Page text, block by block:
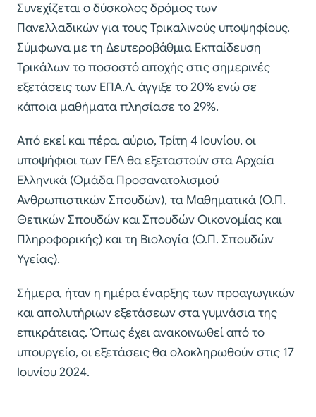
Συνεχίζεται ο δύσκολος δρόμος των
Πανελλαδικών για τους Τρικαλινούς υποψηφίους.
Σύμφωνα με τη Δευτεροβάθμια Εκπαίδευση
Τρικάλων το ποσοστό αποχής στις σημερινές
εξετάσεις των ΕΠΑ.Λ. άγγιξε το 20% ενώ σε
κάποια μαθήματα πλησίασε το 29%.
Από εκεί και πέρα, αύριο, Τρίτη 4 Ιουνίου, οι
υποψήφιοι των ΓΕΛ θα εξεταστούν στα Αρχαία
Ελληνικά (Ομάδα Προσανατολισμού
Ανθρωπιστικών Σπουδών), τα Μαθηματικά (Ο.Π.
Θετικών Σπουδών και Σπουδών Οικονομίας και
Πληροφορικής) και τη Βιολογία (Ο.Π. Σπουδών
Υγείας).
Σήμερα, ήταν η ημέρα έναρξης των προαγωγικών
και απολυτήριων εξετάσεων στα γυμνάσια της
επικράτειας. Όπως έχει ανακοινωθεί από το
υπουργείο, οι εξετάσεις θα ολοκληρωθούν στις 17
Ιουνίου 2024.